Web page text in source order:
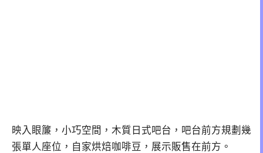
映入眼簾，小巧空間，木質日式吧台，吧台前方規劃幾
張單人座位，自家烘焙咖啡豆，展示販售在前方。